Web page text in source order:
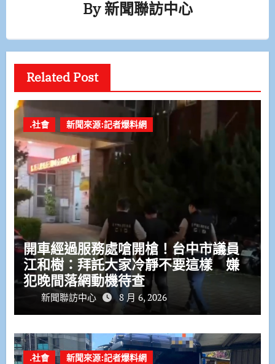
By新聞聯訪中心
Related Post
.社會 新聞來源:記者爆料網
開車經過服務處嗆開槍！台中市議員
江和樹：拜託大家冷靜不要這樣 嫌
犯晚間落網動機待查
新聞聯訪中心 8 月 6, 2026
.社會 新聞來源:記者爆料網